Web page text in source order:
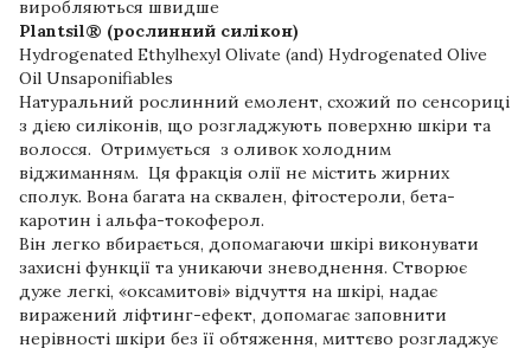
виробляються швидше
Plantsil® (рослинний силікон)
Hydrogenated Ethylhexyl Olivate (and) Hydrogenated Olive
Oil Unsaponifiables
Натуральний рослинний емолент, схожий по сенсориці
з дією силіконів, що розгладжують поверхню шкіри та
волосся. Отримується з оливок холодним
віджиманням. Ця фракція олії не містить жирних
сполук. Вона багата на сквален, фітостероли, бета-
каротин і альфа-токоферол.
Він легко вбирається, допомагаючи шкірі виконувати
захисні функції та уникаючи зневоднення. Створює
дуже легкі, «оксамитові» відчуття на шкірі, надає
виражений ліфтинг-ефект, допомагає заповнити
нерівності шкіри без її обтяження, миттєво розгладжує